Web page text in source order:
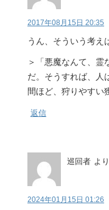
2017年08月15日 20:35
うん、そういう考え
＞「悪魔なんて、霊
だ。そうすれば、人
間ほど、狩りやすい
返信
巡回者 よ
2024年01月15日 01:26